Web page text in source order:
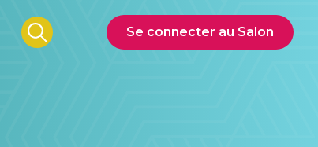
Se connecter au Salon